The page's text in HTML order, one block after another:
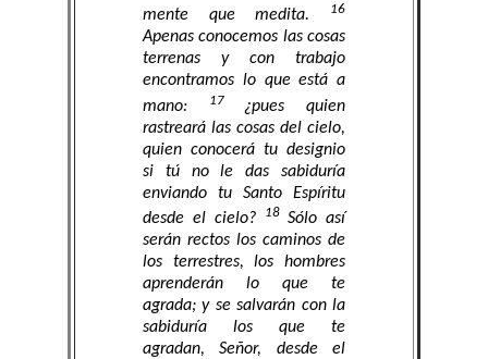
mente que medita.
16
Apenas conocemos las cosas
terrenas y con trabajo
encontramos lo que está a
mano:
17 ¿pues quien
rastreará las cosas del cielo,
quien conocerá tu designio
si tú no le das sabiduría
enviando tu Santo Espíritu
desde el cielo?
18 Sólo así
serán rectos los caminos de
los terrestres, los hombres
aprenderán lo que te
agrada; y se salvarán con la
sabiduría los que te
agradan, Señor, desde el